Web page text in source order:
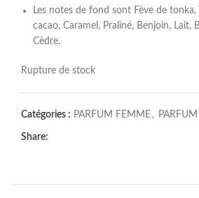
Les notes de fond sont Fève de tonka,
cacao, Caramel, Praliné, Benjoin, Lait,
Cèdre.
Rupture de stock
Catégories : PARFUM FEMME ,
Share: